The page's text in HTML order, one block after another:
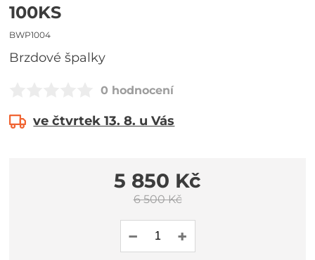
100KS
BWP1004
brzdové špalky
0 hodnocení
ve čtvrtek 13. 8. u Vás
5 850 Kč
6 500 Kč